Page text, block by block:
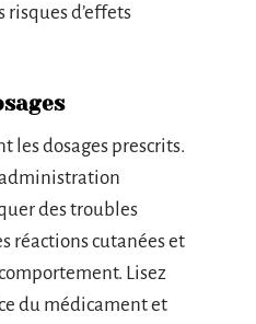
d’effets
les dosages prescrits.
des troubles
réactions cutanées et
Lisez
du médicament et